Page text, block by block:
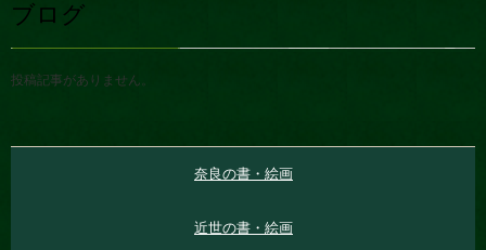
ブログ
投稿記事がありません。
奈良の書・絵画
近世の書・絵画